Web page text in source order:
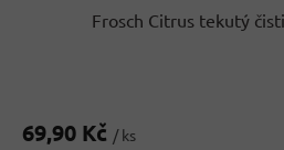
Frosch Citrus tekutý
produktu
69,90 Kč / ks